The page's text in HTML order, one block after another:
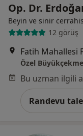
Op. Dr.
Beyin ve sinir
12 görüş
Özel
Randevu